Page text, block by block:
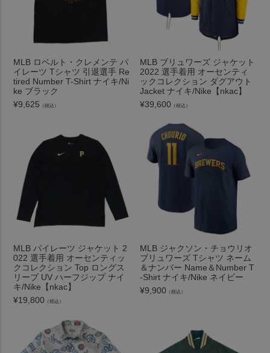
MLB ロベルト・クレメンテ パ
イレーツ Tシャツ 引退選手 Re
tired Number T-Shirt ナイキ/Ni
ke ブラック
¥9,625 （税込）
MLB ブリュワーズ ジャケット
2022 選手着用 オーセンティ
ックコレクション ダグアウト
Jacket ナイキ/Nike【nkac】
¥39,600 （税込）
MLB パイレーツ ジャケット 2
022 選手着用 オーセンティッ
クコレクション Top ロングス
リーブ UV ハーフジップ ナイ
キ/Nike【nkac】
¥19,800 （税込）
MLB ジャクソン・チョウリオ
ブリュワーズ Tシャツ ネーム
＆ナンバー Name＆Number T
-Shirt ナイキ/Nike ネイビー
¥9,900 （税込）